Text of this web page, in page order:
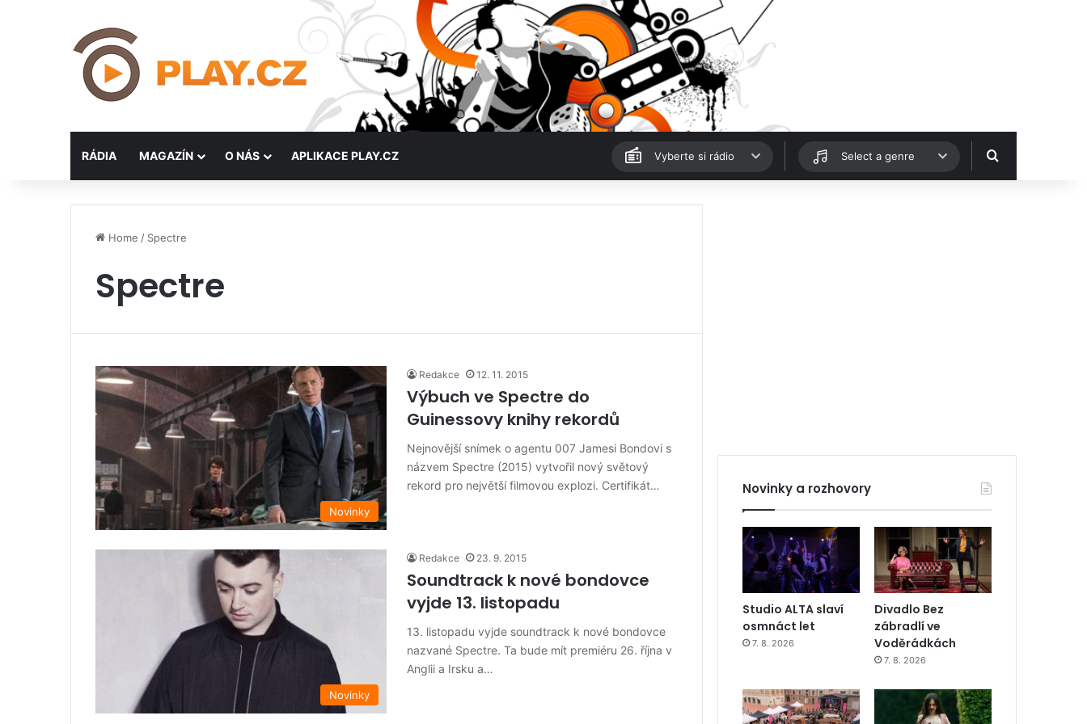
RÁDIA MAGAZÍN O NÁS APLIKACE PLAY.CZ Vyberte si rádio Select a genre Hledat
Home / Spectre
Spectre
Novinky
Redakce 12. 11. 2015
Výbuch ve Spectre do
Guinessovy knihy rekordů
Nejnovější snímek o agentu 007 Jamesi Bondovi s
názvem Spectre (2015) vytvořil nový světový
rekord pro největší filmovou explozi. Certifikát…
Novinky
Redakce 23. 9. 2015
Soundtrack k nové bondovce
vyjde 13. listopadu
13. listopadu vyjde soundtrack k nové bondovce
nazvané Spectre. Ta bude mít premiéru 26. října v
Anglii a Irsku a…
Novinky a rozhovory
Studio ALTA slaví
osmnáct let
7. 8. 2026
Divadlo Bez
zábradlí ve
Voděrádkách
7. 8. 2026